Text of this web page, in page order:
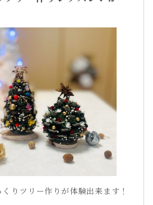
りツリー作りが体験出来ます！